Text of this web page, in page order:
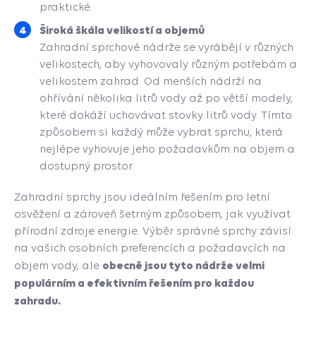
praktické.
Široká škála velikostí a objemů
Zahradní sprchové nádrže se vyrábějí v různých
velikostech, aby vyhovovaly různým potřebám a
velikostem zahrad. Od menších nádrží na
ohřívání několika litrů vody až po větší modely,
které dokáží uchovávat stovky litrů vody. Tímto
způsobem si každý může vybrat sprchu, která
nejlépe vyhovuje jeho požadavkům na objem a
dostupný prostor.
Zahradní sprchy jsou ideálním řešením pro letní
osvěžení a zároveň šetrným způsobem, jak využívat
přírodní zdroje energie. Výběr správné sprchy závisí
na vašich osobních preferencích a požadavcích na
objem vody, ale obecně jsou tyto nádrže velmi
populárním a efektivním řešením pro každou
zahradu.